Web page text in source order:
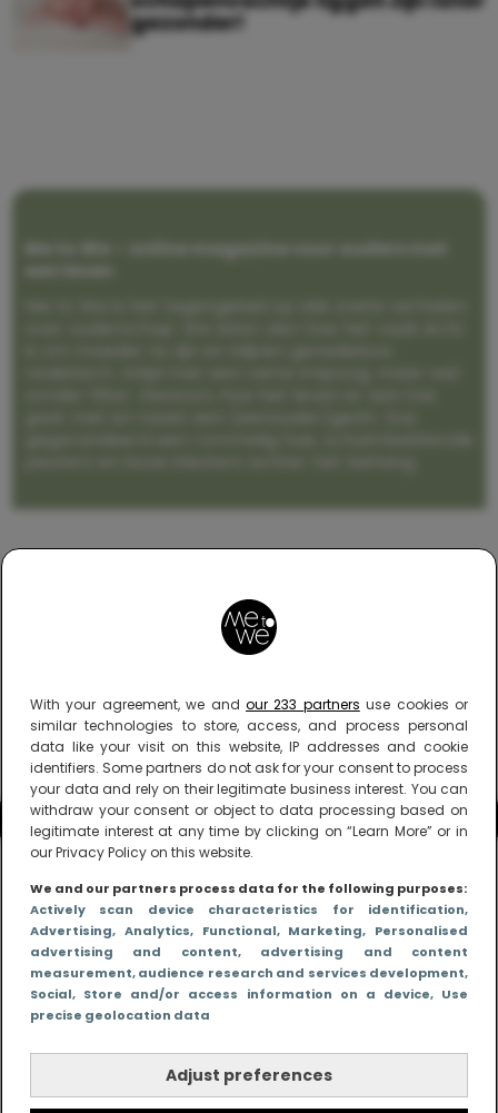
With your agreement, we and our 233 partners use cookies or
similar technologies to store, access, and process personal
data like your visit on this website, IP addresses and cookie
identifiers. Some partners do not ask for your consent to process
your data and rely on their legitimate business interest. You can
withdraw your consent or object to data processing based on
legitimate interest at any time by clicking on “Learn More” or in
our Privacy Policy on this website.
We and our partners process data for the following purposes:
Actively scan device characteristics for identification,
Advertising, Analytics, Functional, Marketing, Personalised
advertising and content, advertising and content
measurement, audience research and services development,
Social, Store and/or access information on a device, Use
precise geolocation data
Adjust preferences
gezonder!
Me to We – online magazine voor ouders met